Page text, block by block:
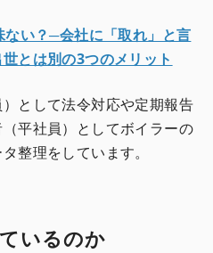
い？─会社に「取れ」と言
とは別の3つのメリット
として法令対応や定期報告
平社員）としてボイラーの
整理をしています。
いるのか